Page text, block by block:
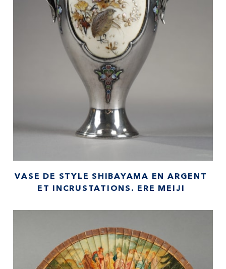
VASE DE STYLE SHIBAYAMA EN ARGENT
ET INCRUSTATIONS. ERE MEIJI